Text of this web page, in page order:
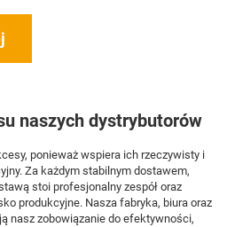
naszych dystrybutorów
ponieważ wspiera ich rzeczywisty i
Za każdym stabilnym dostawem,
stoi profesjonalny zespół oraz
produkcyjne. Nasza fabryka, biura oraz
nasz zobowiązanie do efektywności,